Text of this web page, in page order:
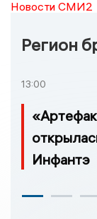
Новости СМИ2
Регион
13:00
Инфантэ